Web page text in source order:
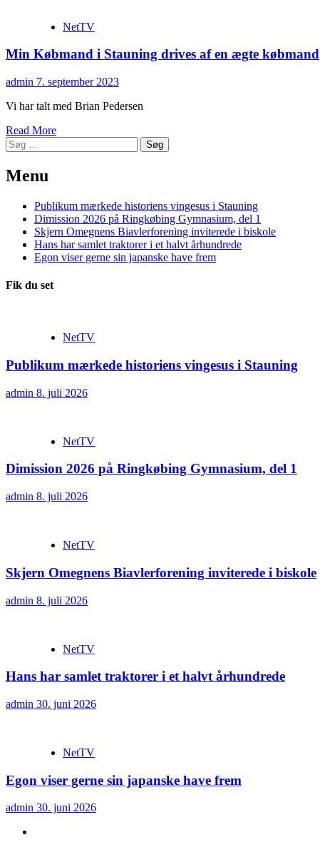
NetTV
Min Købmand i Stauning drives af en ægte købmand
admin 7. september 2023
Vi har talt med Brian Pedersen
Read More
Søg
efter:
Menu
Publikum mærkede historiens vingesus i Stauning
Dimission 2026 på Ringkøbing Gymnasium, del 1
Skjern Omegnens Biavlerforening inviterede i biskole
Hans har samlet traktorer i et halvt århundrede
Egon viser gerne sin japanske have frem
Fik du set
NetTV
Publikum mærkede historiens vingesus i Stauning
admin 8. juli 2026
NetTV
Dimission 2026 på Ringkøbing Gymnasium, del 1
admin 8. juli 2026
NetTV
Skjern Omegnens Biavlerforening inviterede i biskole
admin 8. juli 2026
NetTV
Hans har samlet traktorer i et halvt århundrede
admin 30. juni 2026
NetTV
Egon viser gerne sin japanske have frem
admin 30. juni 2026